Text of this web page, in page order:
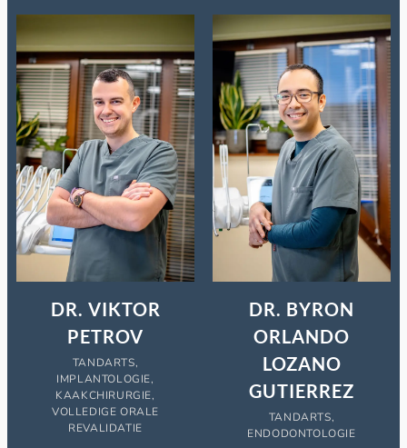
DR. VIKTOR
PETROV
TANDARTS,
IMPLANTOLOGIE,
KAAKCHIRURGIE,
VOLLEDIGE ORALE
REVALIDATIE
DR. BYRON
ORLANDO
LOZANO
GUTIERREZ
TANDARTS,
ENDODONTOLOGIE